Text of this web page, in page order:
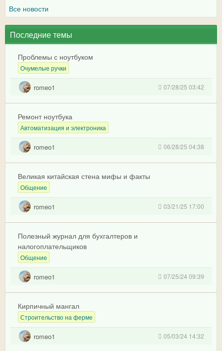
Все новости
Последние темы
Проблемы с ноутбуком
Очумелые ручки
romeo1 07/28/25 03:42
Ремонт ноутбука
Автоматизация и электроника
romeo1 06/28/25 04:38
Великая китайская стена мифы и факты
Общение
romeo1 03/21/25 17:00
Полезный журнал для бухгалтеров и
налогоплательщиков
Общение
romeo1 07/25/24 09:39
Кирпичный мангал
Строительство на ферме
romeo1 05/03/24 14:32